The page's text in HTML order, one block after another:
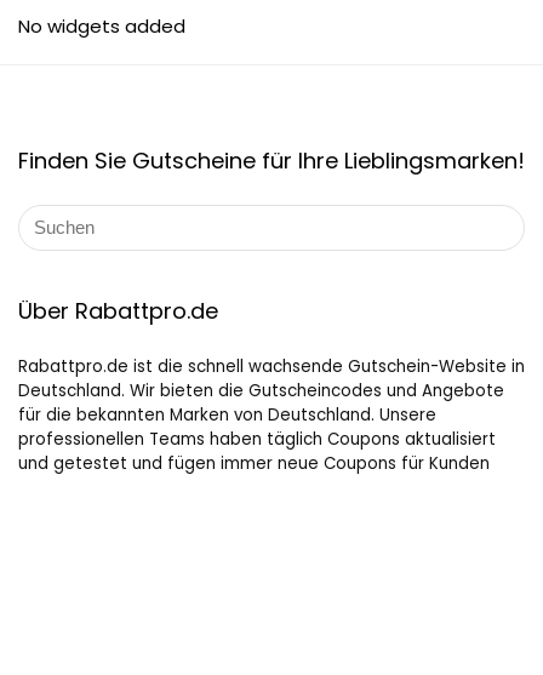
No widgets added
Finden Sie Gutscheine für Ihre Lieblingsmarken!
Über Rabattpro.de
Rabattpro.de ist die schnell wachsende Gutschein-Website in
Deutschland. Wir bieten die Gutscheincodes und Angebote
für die bekannten Marken von Deutschland. Unsere
professionellen Teams haben täglich Coupons aktualisiert
und getestet und fügen immer neue Coupons für Kunden